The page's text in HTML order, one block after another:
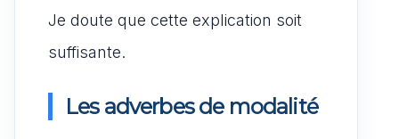
Je doute que cette explication soit
suffisante.
Les adverbes de modalité